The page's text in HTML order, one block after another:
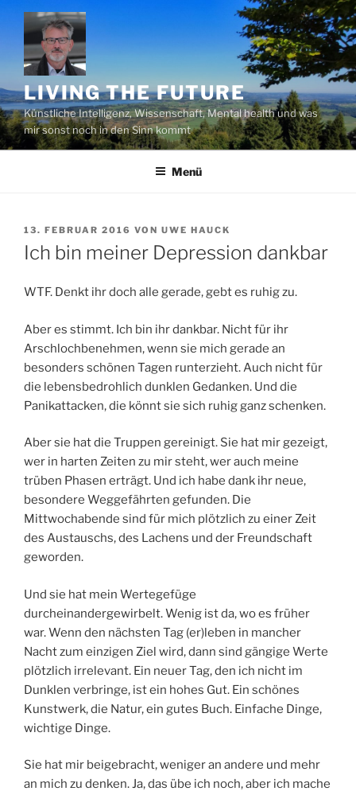
Zum
Inhalt
springen
LIVING THE FUTURE
Künstliche Intelligenz, Wissenschaft, Mental health und was
mir sonst noch in den Sinn kommt
Menü
VERÖFFENTLICHT
AM
13. FEBRUAR 2016 VON UWE HAUCK
Ich bin meiner Depression dankbar
WTF. Denkt ihr doch alle gerade, gebt es ruhig zu.
Aber es stimmt. Ich bin ihr dankbar. Nicht für ihr
Arschlochbenehmen, wenn sie mich gerade an
besonders schönen Tagen runterzieht. Auch nicht für
die lebensbedrohlich dunklen Gedanken. Und die
Panikattacken, die könnt sie sich ruhig ganz schenken.
Aber sie hat die Truppen gereinigt. Sie hat mir gezeigt,
wer in harten Zeiten zu mir steht, wer auch meine
trüben Phasen erträgt. Und ich habe dank ihr neue,
besondere Weggefährten gefunden. Die
Mittwochabende sind für mich plötzlich zu einer Zeit
des Austauschs, des Lachens und der Freundschaft
geworden.
Und sie hat mein Wertegefüge
durcheinandergewirbelt. Wenig ist da, wo es früher
war. Wenn den nächsten Tag (er)leben in mancher
Nacht zum einzigen Ziel wird, dann sind gängige Werte
plötzlich irrelevant. Ein neuer Tag, den ich nicht im
Dunklen verbringe, ist ein hohes Gut. Ein schönes
Kunstwerk, die Natur, ein gutes Buch. Einfache Dinge,
wichtige Dinge.
Sie hat mir beigebracht, weniger an andere und mehr
an mich zu denken. Ja, das übe ich noch, aber ich mache